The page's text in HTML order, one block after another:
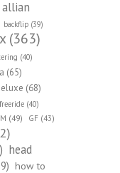
allian
backflip (39)
(363)
(40)
(65)
(68)
freeride (40)
(49) GF (43)
head
how to